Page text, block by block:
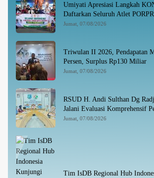
Umiyati Apresiasi Langkah
Daftarkan Seluruh Atlet
Ketenagakerjaan
Jumat, 07/08/2026
Triwulan II 2026, Pendapatan
Persen, Surplus Rp130 Miliar
Jumat, 07/08/2026
RSUD H. Andi Sulthan Dg
Jalani Evaluasi Komprehensif
oleh Tim Surveyor LAM-KPRS
Jumat, 07/08/2026
Tim IsDB Regional Hub